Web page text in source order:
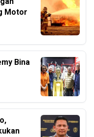
Motor
Bina